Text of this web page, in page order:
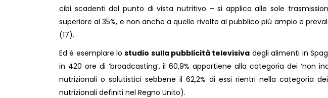
cibi scadenti dal punto di vista nutritivo – si applica alle sole
superiore al 35%, e non anche a quelle rivolte al pubblico più ampio e
(17).
Ed è esemplare lostudio sulla pubblicità televisiva degli alimenti in
in 420 ore di ‘broadcasting’, il 60,9% appartiene alla categoria dei ‘non
nutrizionali o salutistici sebbene il 62,2% di essi rientri nella categoria
nutrizionali definiti nel Regno Unito).